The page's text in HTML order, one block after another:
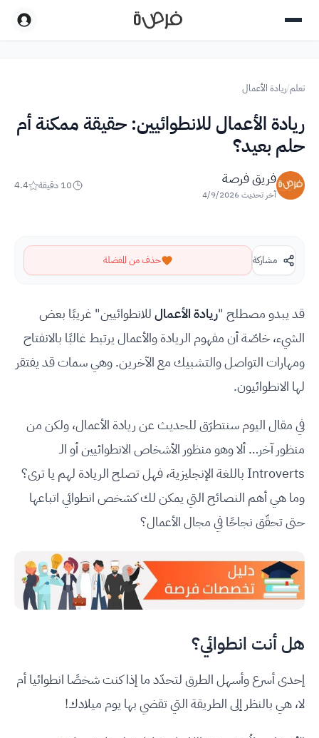
تعلم/ريادة الأعمال
ريادة الأعمال للانطوائيين: حقيقة ممكنة أم
حلم بعيد؟
فريق فرصة
آخر تحديث4/9/2026
10 دقيقة 4.4
مشاركة حذف من المفضلة
قد يبدو مصطلح "ريادة الأعمالللانطوائيين" غريبًا بعض
الشيء، خاصّة أن مفهوم الريادة والأعمال يرتبط غالبًا بالانفتاح
ومهارات التواصل والتشبيك مع الآخرين. وهي سمات قد يفتقر
لها الانطوائيون.
في مقال اليوم سنتطرّق للحديث عن ريادة الأعمال، ولكن من
منظور آخر… ألا وهو منظور الأشخاص الانطوائيين أو الـ
Introverts باللغة الإنجليزية، فهل تصلح الريادة لهم يا ترى؟
وما هي أهم النصائح التي يمكن لك كشخص انطوائي اتباعها
حتى تحقّق نجاحًا في مجال الأعمال؟
هل أنت انطوائي؟
إحدى أسرع وأسهل الطرق لتحدّد ما إذا كنت شخصًا انطوائيا أم
لا، هي بالنظر إلى الطريقة التي تقضي بها يوم ميلادك!